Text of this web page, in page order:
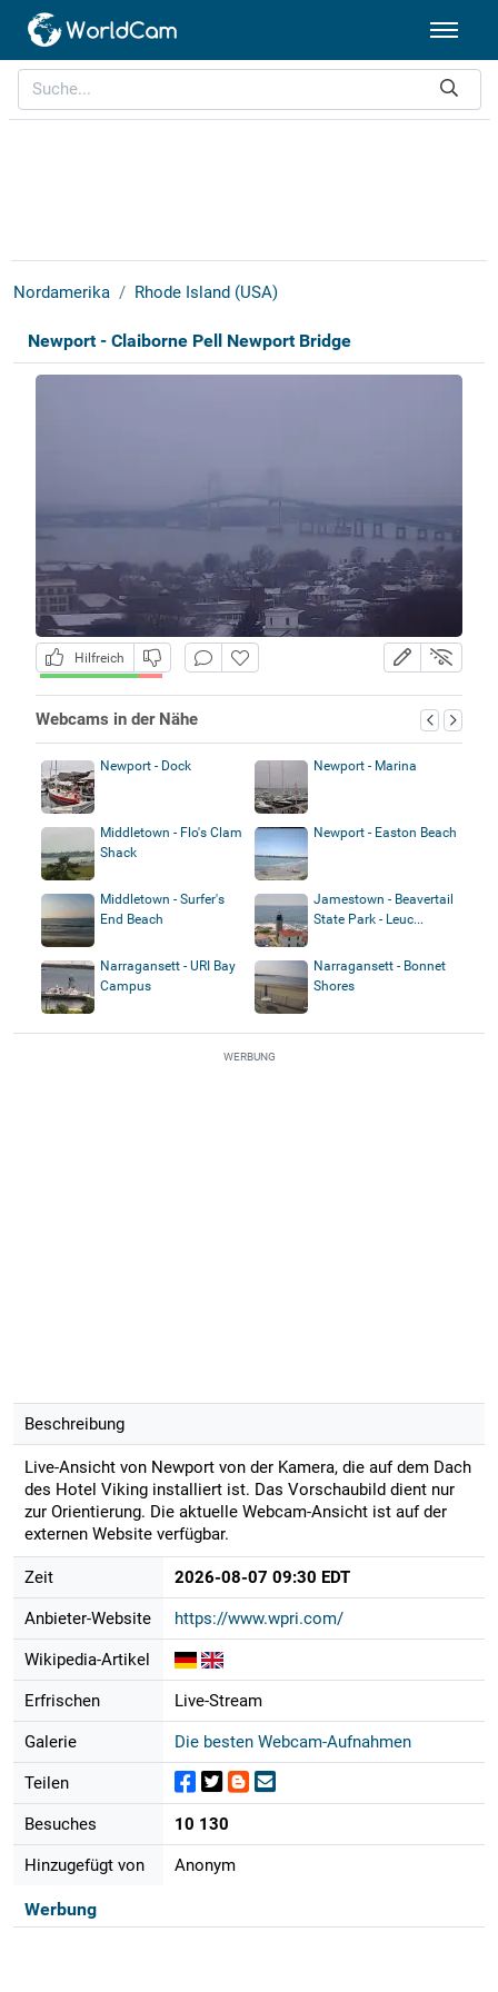
Nordamerika Rhode Island (USA)
Newport - Claiborne Pell Newport Bridge
Hilfreich
Webcams in der Nähe
Newport - Dock Newport - Marina
Middletown - Flo's Clam
Shack
Newport - Easton Beach
Middletown - Surfer's
End Beach
Jamestown - Beavertail
State Park - Leuc...
Narragansett - URI Bay
Campus
Narragansett - Bonnet
Shores
WERBUNG
Beschreibung
Live-Ansicht von Newport von der Kamera, die auf dem Dach
des Hotel Viking installiert ist. Das Vorschaubild dient nur
zur Orientierung. Die aktuelle Webcam-Ansicht ist auf der
externen Website verfügbar.
Zeit 2026-08-07 09:30 EDT
Anbieter-Website https://www.wpri.com/
Wikipedia-Artikel
Erfrischen Live-Stream
Galerie Die besten Webcam-Aufnahmen
Teilen
Besuches 10 130
Hinzugefügt von Anonym
Werbung